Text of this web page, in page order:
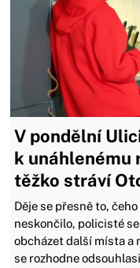
V pondělní
k unáhlenému
těžko stráví
Děje se přesně to,
neskončilo, policisté
obcházet další místa a
se rozhodne